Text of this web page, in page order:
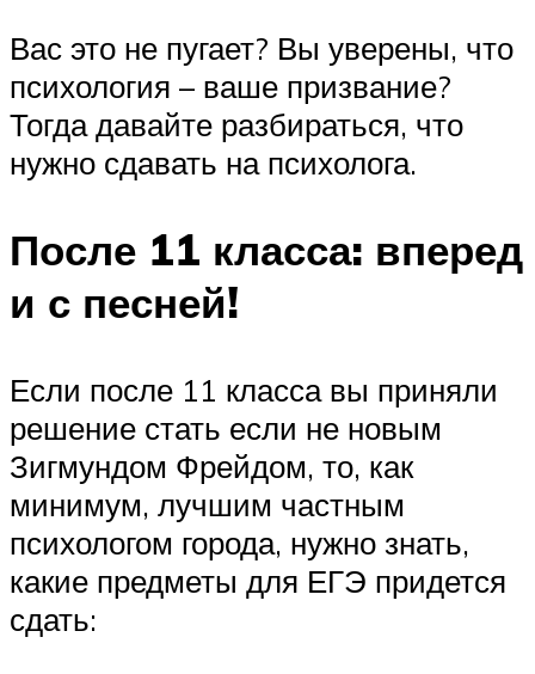
Вас это не пугает? Вы уверены, что
психология – ваше призвание?
Тогда давайте разбираться, что
нужно сдавать на психолога.
После 11 класса: вперед
и с песней!
Если после 11 класса вы приняли
решение стать если не новым
Зигмундом Фрейдом, то, как
минимум, лучшим частным
психологом города, нужно знать,
какие предметы для ЕГЭ придется
сдать: